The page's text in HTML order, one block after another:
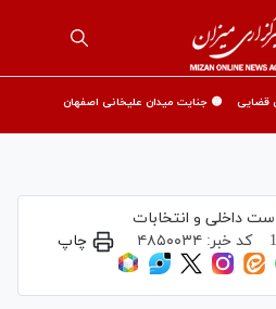
قضایی 🟡 جنایت میدان علیخانی اصفهان
داخلی و انتخابات
کد خبر: ۴۸۵۰۰۳۴ چاپ